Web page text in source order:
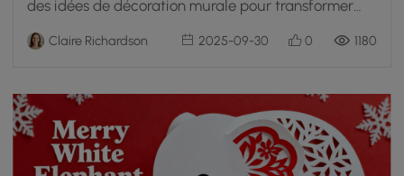
des idées de décoration murale pour transformer
Claire Richardson 2025-09-30 0 1180